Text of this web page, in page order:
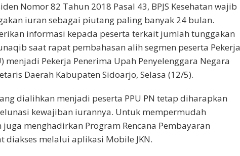
Nomor 82 Tahun 2018 Pasal 43, BPJS Kesehatan wajib
iuran sebagai piutang paling banyak 24 bulan.
informasi kepada peserta terkait jumlah tunggakan
saat rapat pembahasan alih segmen peserta Pekerja
menjadi Pekerja Penerima Upah Penyelenggara Negara
Daerah Kabupaten Sidoarjo, Selasa (12/5).
dialihkan menjadi peserta PPU PN tetap diharapkan
kewajiban iurannya. Untuk mempermudah
juga menghadirkan Program Rencana Pembayaran
diakses melalui aplikasi Mobile JKN.